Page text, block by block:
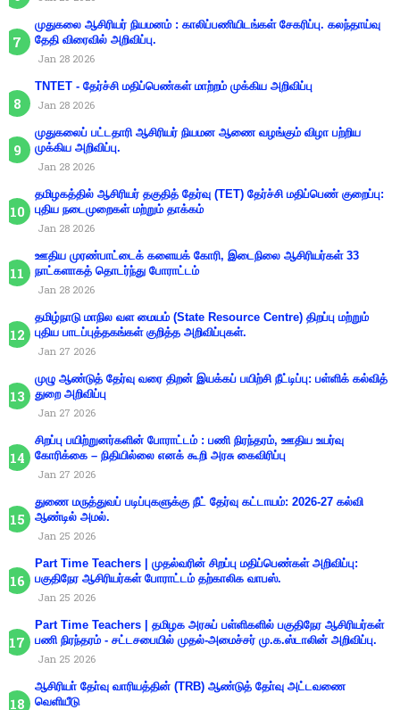
முதுகலை ஆசிரியர் நியமனம் : காலிப்பணியிடங்கள் சேகரிப்பு. கலந்தாய்வு
தேதி விரைவில் அறிவிப்பு.
Jan 28 2026
TNTET - தேர்ச்சி மதிப்பெண்கள் மாற்றம் முக்கிய அறிவிப்பு
Jan 28 2026
முதுகலைப் பட்டதாரி ஆசிரியர் நியமன ஆணை வழங்கும் விழா பற்றிய
முக்கிய அறிவிப்பு.
Jan 28 2026
தமிழகத்தில் ஆசிரியர் தகுதித் தேர்வு (TET) தேர்ச்சி மதிப்பெண் குறைப்பு:
புதிய நடைமுறைகள் மற்றும் தாக்கம்
Jan 28 2026
ஊதிய முரண்பாட்டைக் களையக் கோரி, இடைநிலை ஆசிரியர்கள் 33
நாட்களாகத் தொடர்ந்து போராட்டம்
Jan 28 2026
தமிழ்நாடு மாநில வள மையம் (State Resource Centre) திறப்பு மற்றும்
புதிய பாடப்புத்தகங்கள் குறித்த அறிவிப்புகள்.
Jan 27 2026
முழு ஆண்டுத் தேர்வு வரை திறன் இயக்கப் பயிற்சி நீட்டிப்பு: பள்ளிக் கல்வித்
துறை அறிவிப்பு
Jan 27 2026
சிறப்பு பயிற்றுனர்களின் போராட்டம் : பணி நிரந்தரம், ஊதிய உயர்வு
கோரிக்கை – நிதியில்லை எனக் கூறி அரசு கைவிரிப்பு
Jan 27 2026
துணை மருத்துவப் படிப்புகளுக்கு நீட் தேர்வு கட்டாயம்: 2026-27 கல்வி
ஆண்டில் அமல்.
Jan 25 2026
Part Time Teachers | முதல்வரின் சிறப்பு மதிப்பெண்கள் அறிவிப்பு:
பகுதிநேர ஆசிரியர்கள் போராட்டம் தற்காலிக வாபஸ்.
Jan 25 2026
Part Time Teachers | தமிழக அரசுப் பள்ளிகளில் பகுதிநேர ஆசிரியர்கள்
பணி நிரந்தரம் - சட்டசபையில் முதல்-அமைச்சர் மு.க.ஸ்டாலின் அறிவிப்பு.
Jan 25 2026
ஆசிரியா் தோ்வு வாரியத்தின் (TRB) ஆண்டுத் தோ்வு அட்டவணை
வெளியீடு